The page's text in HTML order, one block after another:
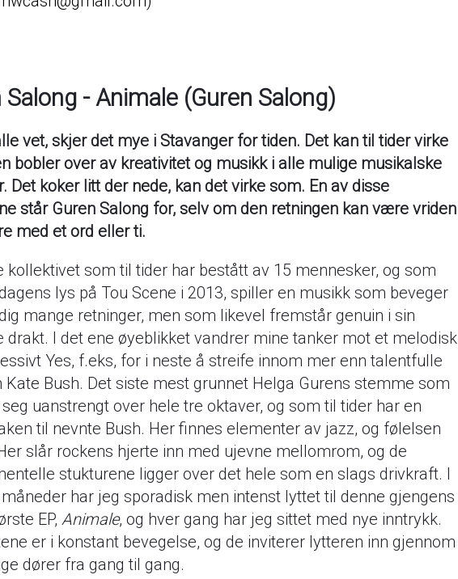
Salong - Animale (Guren Salong)
vet, skjer det mye i Stavanger for tiden. Det kan til tider virke
bobler over av kreativitet og musikk i alle mulige musikalske
Det koker litt der nede, kan det virke som. En av disse
står Guren Salong for, selv om den retningen kan være vriden
med et ord eller ti.
kollektivet som til tider har bestått av 15 mennesker, og som
lys på Tou Scene i 2013, spiller en musikk som beveger
mange retninger, men som likevel fremstår genuin i sin
drakt. I det ene øyeblikket vandrer mine tanker mot et melodisk
Yes, f.eks, for i neste å streife innom mer enn talentfulle
Kate Bush. Det siste mest grunnet Helga Gurens stemme som
uanstrengt over hele tre oktaver, og som til tider har en
til nevnte Bush. Her finnes elementer av jazz, og følelsen
slår rockens hjerte inn med ujevne mellomrom, og de
stukturene ligger over det hele som en slags drivkraft. I
har jeg sporadisk men intenst lyttet til denne gjengens
EP, Animale, og hver gang har jeg sittet med nye inntrykk.
er i konstant bevegelse, og de inviterer lytteren inn gjennom
dører fra gang til gang.